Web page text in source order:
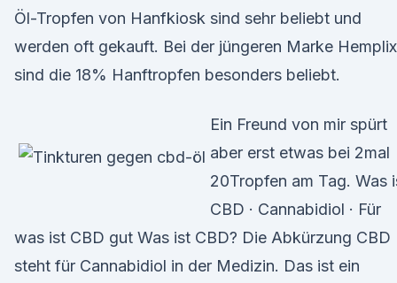
Öl-Tropfen von Hanfkiosk sind sehr beliebt und
werden oft gekauft. Bei der jüngeren Marke Hemplix
sind die 18% Hanftropfen besonders beliebt.
Ein Freund von mir spürt
aber erst etwas bei 2mal
20Tropfen am Tag. Was
CBD · Cannabidiol · Für
was ist CBD gut Was ist CBD? Die Abkürzung CBD
steht für Cannabidiol in der Medizin. Das ist ein